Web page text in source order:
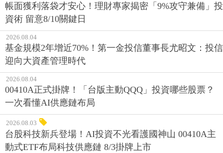
帳面獲利落袋才安心！理財專家揭密「9%攻守兼備」投
資術 留意8/10關鍵日
2026.08.04
基金規模2年增近70%！第一金投信董事長尤昭文：投信
迎向大資產管理時代
2026.08.04
00410A正式掛牌！「台版主動QQQ」投資哪些股票？
一次看懂AI供應鏈布局
2026.08.03
台股科技新兵登場！AI投資不光看護國神山 00410A主
動式ETF布局科技供應鏈 8/3掛牌上市